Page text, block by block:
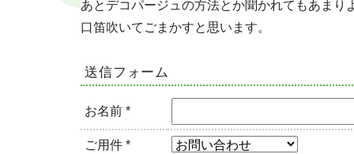
あとデコパージュの方法とか聞かれてもあまり
口笛吹いてごまかすと思います。
送信フォーム
お名前 *
ご用件 *